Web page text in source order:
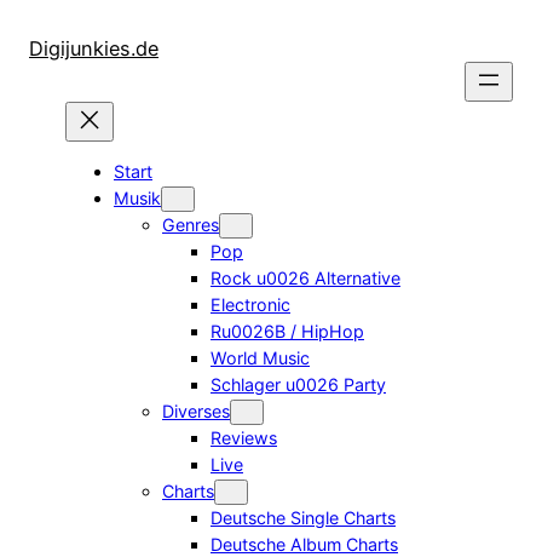
InhaltDigijunkies.de
Start
Musik
Genres
Pop
Rock u0026 Alternative
Electronic
Ru0026B / HipHop
World Music
Schlager u0026 Party
Diverses
Reviews
Live
Charts
Deutsche Single Charts
Deutsche Album Charts